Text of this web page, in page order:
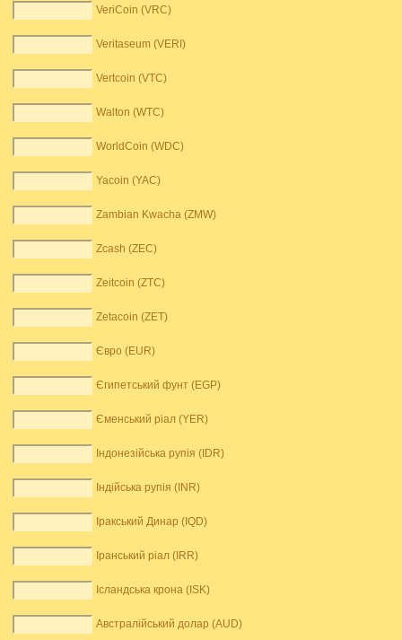
VeriCoin (VRC)
Veritaseum (VERI)
Vertcoin (VTC)
Walton (WTC)
WorldCoin (WDC)
Yacoin (YAC)
Zambian Kwacha (ZMW)
Zcash (ZEC)
Zeitcoin (ZTC)
Zetacoin (ZET)
Євро (EUR)
Єгипетський фунт (EGP)
Єменський ріал (YER)
Індонезійська рупія (IDR)
Індійська рупія (INR)
Іракський Динар (IQD)
Іранський ріал (IRR)
Ісландська крона (ISK)
Австралійський долар (AUD)